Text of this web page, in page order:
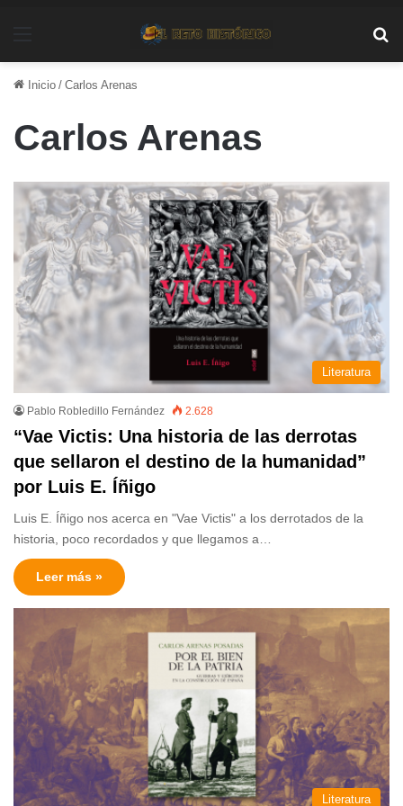
Inicio / Carlos Arenas
Carlos Arenas
Literatura
Pablo Robledillo Fernández 2.628
“Vae Victis: Una historia de las derrotas
que sellaron el destino de la humanidad”
por Luis E. Íñigo
Luis E. Íñigo nos acerca en "Vae Victis" a los derrotados de la
historia, poco recordados y que llegamos a…
Leer más »
Literatura